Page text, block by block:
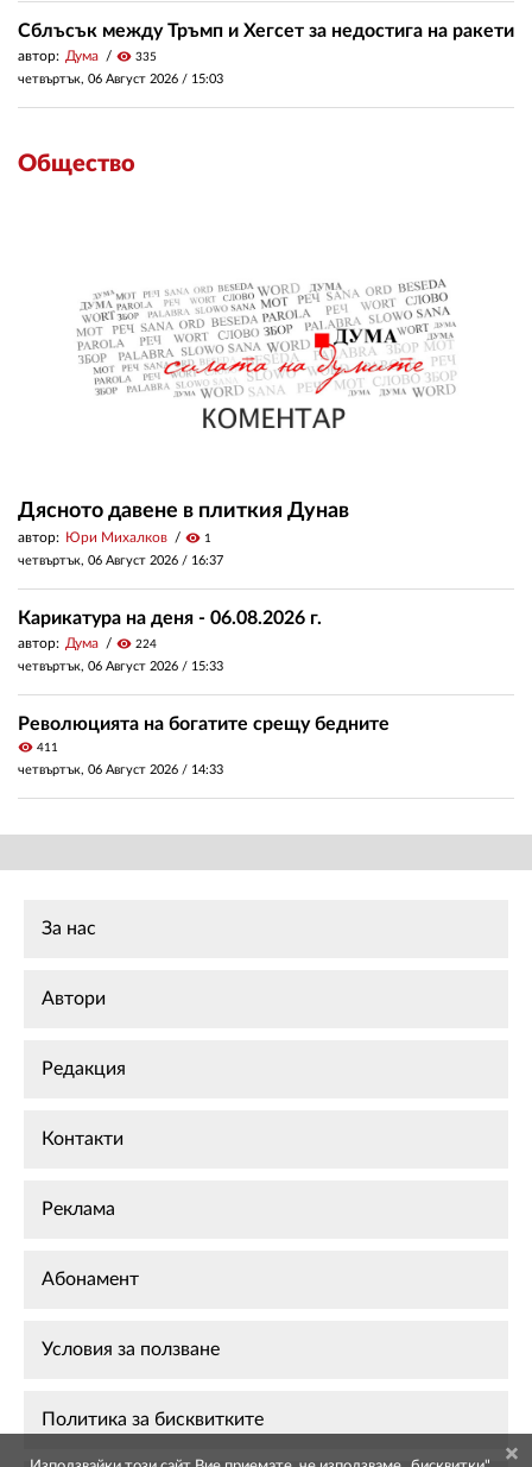
Сблъсък между Тръмп и Хегсет за недостига на ракети
автор: Дума visibility 335
четвъртък, 06 Август 2026 / 15:03
Общество
Дясното давене в плиткия Дунав
автор: Юри Михалков visibility 1
четвъртък, 06 Август 2026 / 16:37
Карикатура на деня - 06.08.2026 г.
автор: Дума visibility 224
четвъртък, 06 Август 2026 / 15:33
Революцията на богатите срещу бедните
visibility 411
четвъртък, 06 Август 2026 / 14:33
За нас
Автори
Редакция
Контакти
Реклама
Абонамент
Условия за ползване
Политика за бисквитките